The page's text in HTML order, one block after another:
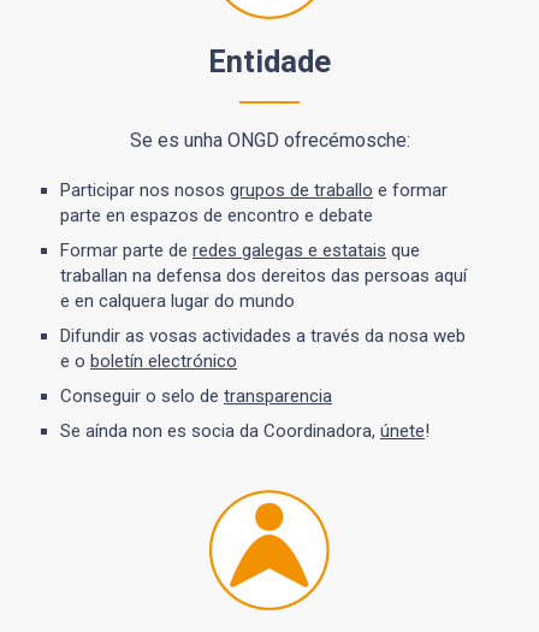
Entidade
Se es unha ONGD ofrecémosche:
Participar nos nosos grupos de traballo e formar
parte en espazos de encontro e debate
Formar parte de redes galegas e estatais que
traballan na defensa dos dereitos das persoas aquí
e en calquera lugar do mundo
Difundir as vosas actividades a través da nosa web
e o boletín electrónico
Conseguir o selo de transparencia
Se aínda non es socia da Coordinadora, únete!